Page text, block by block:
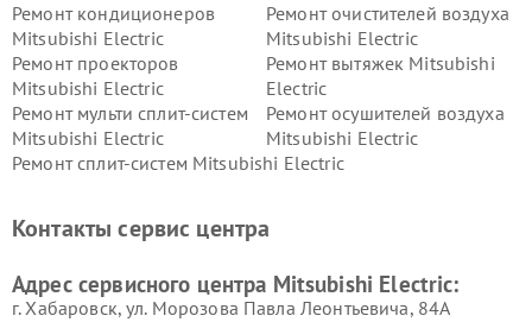
Ремонт кондиционеров
Mitsubishi Electric
Ремонт очистителей воздуха
Mitsubishi Electric
Ремонт проекторов
Mitsubishi Electric
Ремонт вытяжек Mitsubishi
Electric
Ремонт мульти сплит-систем
Mitsubishi Electric
Ремонт осушителей воздуха
Mitsubishi Electric
Ремонт сплит-систем Mitsubishi Electric
Контакты сервис центра
Адрес сервисного центра Mitsubishi Electric:
г. Хабаровск, ул. Морозова Павла Леонтьевича, 84А